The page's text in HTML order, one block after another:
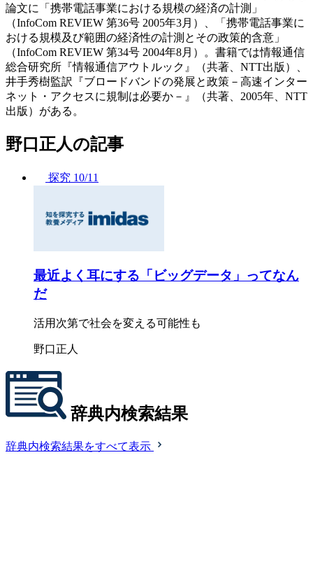
論文に「携帯電話事業における規模の経済の計測」
（InfoCom REVIEW 第36号 2005年3月）、「携帯電話事業に
おける規模及び範囲の経済性の計測とその政策的含意」
（InfoCom REVIEW 第34号 2004年8月）。書籍では情報通信
総合研究所『情報通信アウトルック』（共著、NTT出版）、
井手秀樹監訳『ブロードバンドの発展と政策－高速インター
ネット・アクセスに規制は必要か－』（共著、2005年、NTT
出版）がある。
野口正人の記事
探究 10/11
最近よく耳にする「ビッグデータ」ってなん
だ
活用次第で社会を変える可能性も
野口正人
辞典内検索結果
辞典内検索結果をすべて表示